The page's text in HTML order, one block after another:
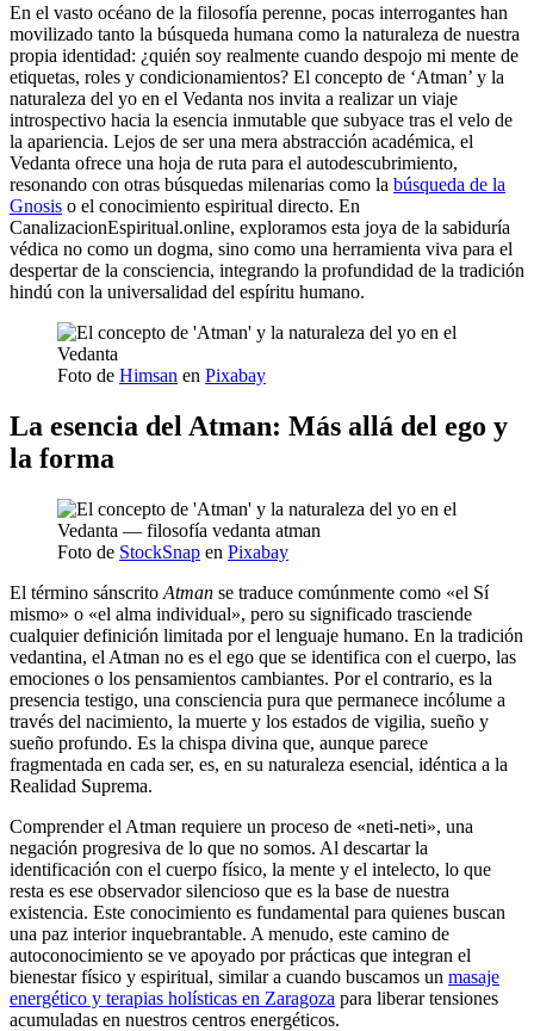
En el vasto océano de la filosofía perenne, pocas interrogantes han
movilizado tanto la búsqueda humana como la naturaleza de nuestra
propia identidad: ¿quién soy realmente cuando despojo mi mente de
etiquetas, roles y condicionamientos? El concepto de ‘Atman’ y la
naturaleza del yo en el Vedanta nos invita a realizar un viaje
introspectivo hacia la esencia inmutable que subyace tras el velo de
la apariencia. Lejos de ser una mera abstracción académica, el
Vedanta ofrece una hoja de ruta para el autodescubrimiento,
resonando con otras búsquedas milenarias como la búsqueda de la
Gnosis o el conocimiento espiritual directo. En
CanalizacionEspiritual.online, exploramos esta joya de la sabiduría
védica no como un dogma, sino como una herramienta viva para el
despertar de la consciencia, integrando la profundidad de la tradición
hindú con la universalidad del espíritu humano.
Foto de Himsan en Pixabay
La esencia del Atman: Más allá del ego y
la forma
Foto de StockSnap en Pixabay
El término sánscrito Atman se traduce comúnmente como «el Sí
mismo» o «el alma individual», pero su significado trasciende
cualquier definición limitada por el lenguaje humano. En la tradición
vedantina, el Atman no es el ego que se identifica con el cuerpo, las
emociones o los pensamientos cambiantes. Por el contrario, es la
presencia testigo, una consciencia pura que permanece incólume a
través del nacimiento, la muerte y los estados de vigilia, sueño y
sueño profundo. Es la chispa divina que, aunque parece
fragmentada en cada ser, es, en su naturaleza esencial, idéntica a la
Realidad Suprema.
Comprender el Atman requiere un proceso de «neti-neti», una
negación progresiva de lo que no somos. Al descartar la
identificación con el cuerpo físico, la mente y el intelecto, lo que
resta es ese observador silencioso que es la base de nuestra
existencia. Este conocimiento es fundamental para quienes buscan
una paz interior inquebrantable. A menudo, este camino de
autoconocimiento se ve apoyado por prácticas que integran el
bienestar físico y espiritual, similar a cuando buscamos un masaje
energético y terapias holísticas en Zaragoza para liberar tensiones
acumuladas en nuestros centros energéticos.